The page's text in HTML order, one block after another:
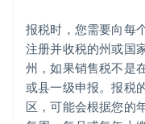
报税时，您需要向每
注册并收税的州或国
州，如果销售税不是
或县一级申报。报税
区，可能会根据您的